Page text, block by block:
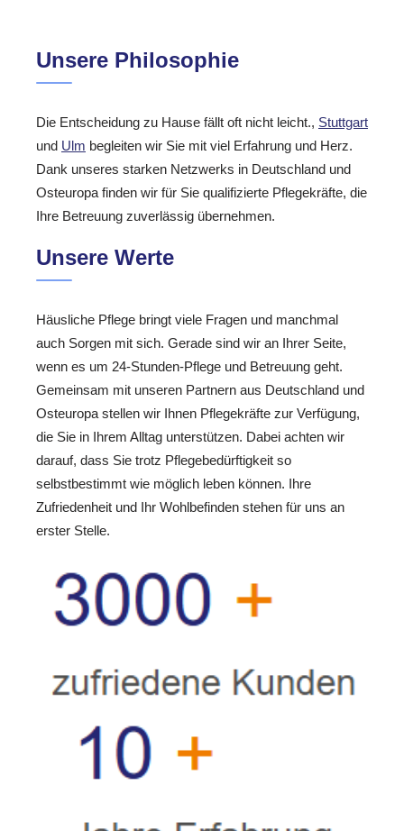
Unsere Philosophie
Die Entscheidung zu Hause fällt oft nicht leicht., Stuttgart
und Ulm begleiten wir Sie mit viel Erfahrung und Herz.
Dank unseres starken Netzwerks in Deutschland und
Osteuropa finden wir für Sie qualifizierte Pflegekräfte, die
Ihre Betreuung zuverlässig übernehmen.
Unsere Werte
Häusliche Pflege bringt viele Fragen und manchmal
auch Sorgen mit sich. Gerade sind wir an Ihrer Seite,
wenn es um 24-Stunden-Pflege und Betreuung geht.
Gemeinsam mit unseren Partnern aus Deutschland und
Osteuropa stellen wir Ihnen Pflegekräfte zur Verfügung,
die Sie in Ihrem Alltag unterstützen. Dabei achten wir
darauf, dass Sie trotz Pflegebedürftigkeit so
selbstbestimmt wie möglich leben können. Ihre
Zufriedenheit und Ihr Wohlbefinden stehen für uns an
erster Stelle.